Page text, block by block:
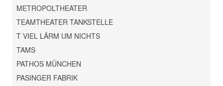
METROPOLTHEATER
TEAMTHEATER TANKSTELLE
T VIEL LÄRM UM NICHTS
TAMS
PATHOS MÜNCHEN
PASINGER FABRIK